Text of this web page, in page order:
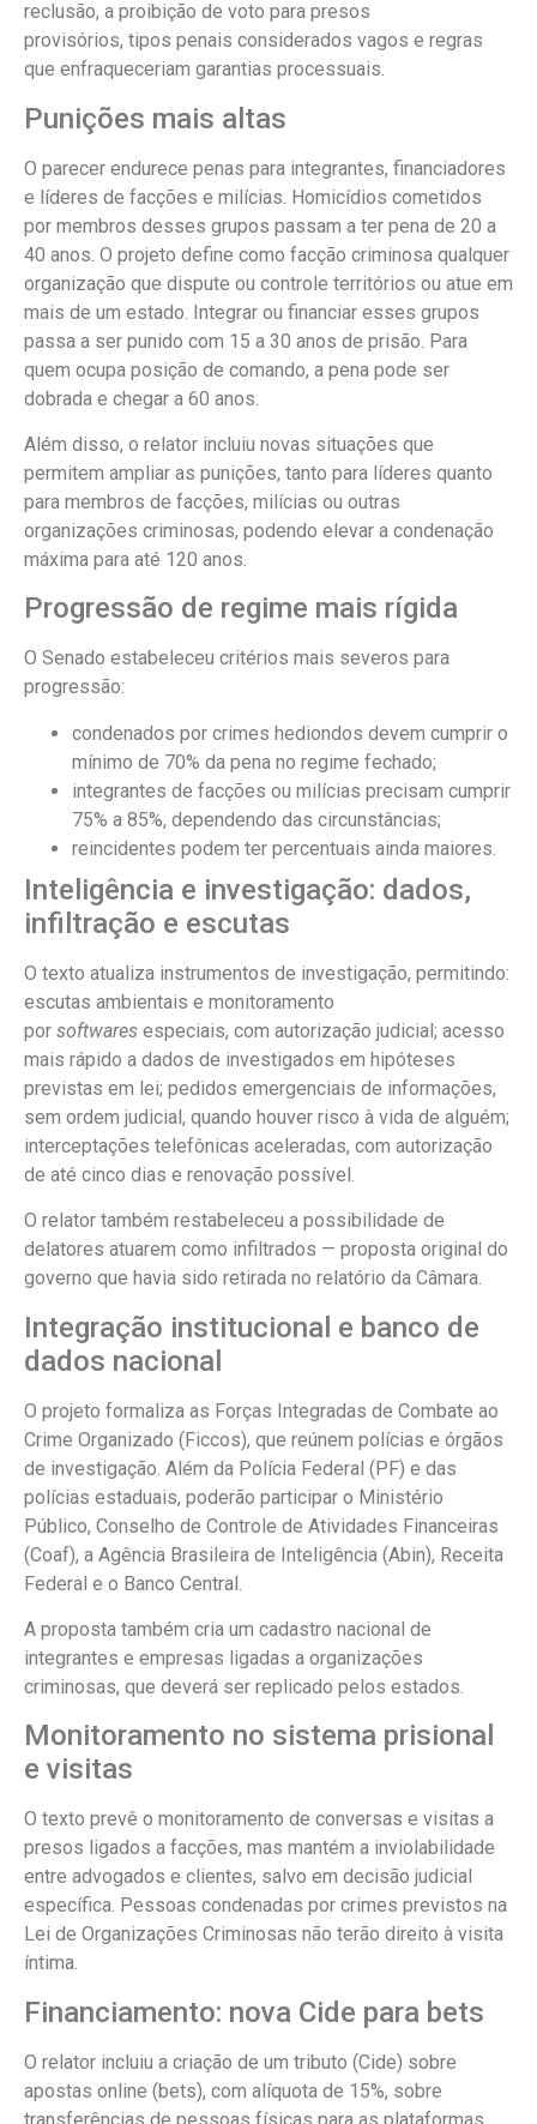
reclusão, a proibição de voto para presos
provisórios, tipos penais considerados vagos e regras
que enfraqueceriam garantias processuais.
Punições mais altas
O parecer endurece penas para integrantes, financiadores
e líderes de facções e milícias. Homicídios cometidos
por membros desses grupos passam a ter pena de 20 a
40 anos. O projeto define como facção criminosa qualquer
organização que dispute ou controle territórios ou atue em
mais de um estado. Integrar ou financiar esses grupos
passa a ser punido com 15 a 30 anos de prisão. Para
quem ocupa posição de comando, a pena pode ser
dobrada e chegar a 60 anos.
Além disso, o relator incluiu novas situações que
permitem ampliar as punições, tanto para líderes quanto
para membros de facções, milícias ou outras
organizações criminosas, podendo elevar a condenação
máxima para até 120 anos.
Progressão de regime mais rígida
O Senado estabeleceu critérios mais severos para
progressão:
condenados por crimes hediondos devem cumprir o
mínimo de 70% da pena no regime fechado;
integrantes de facções ou milícias precisam cumprir
75% a 85%, dependendo das circunstâncias;
reincidentes podem ter percentuais ainda maiores.
Inteligência e investigação: dados,
infiltração e escutas
O texto atualiza instrumentos de investigação, permitindo:
escutas ambientais e monitoramento
por softwares especiais, com autorização judicial; acesso
mais rápido a dados de investigados em hipóteses
previstas em lei; pedidos emergenciais de informações,
sem ordem judicial, quando houver risco à vida de alguém;
interceptações telefônicas aceleradas, com autorização
de até cinco dias e renovação possível.
O relator também restabeleceu a possibilidade de
delatores atuarem como infiltrados — proposta original do
governo que havia sido retirada no relatório da Câmara.
Integração institucional e banco de
dados nacional
O projeto formaliza as Forças Integradas de Combate ao
Crime Organizado (Ficcos), que reúnem polícias e órgãos
de investigação. Além da Polícia Federal (PF) e das
polícias estaduais, poderão participar o Ministério
Público, Conselho de Controle de Atividades Financeiras
(Coaf), a Agência Brasileira de Inteligência (Abin), Receita
Federal e o Banco Central.
A proposta também cria um cadastro nacional de
integrantes e empresas ligadas a organizações
criminosas, que deverá ser replicado pelos estados.
Monitoramento no sistema prisional
e visitas
O texto prevê o monitoramento de conversas e visitas a
presos ligados a facções, mas mantém a inviolabilidade
entre advogados e clientes, salvo em decisão judicial
específica. Pessoas condenadas por crimes previstos na
Lei de Organizações Criminosas não terão direito à visita
íntima.
Financiamento: nova Cide para bets
O relator incluiu a criação de um tributo (Cide) sobre
apostas online (bets), com alíquota de 15%, sobre